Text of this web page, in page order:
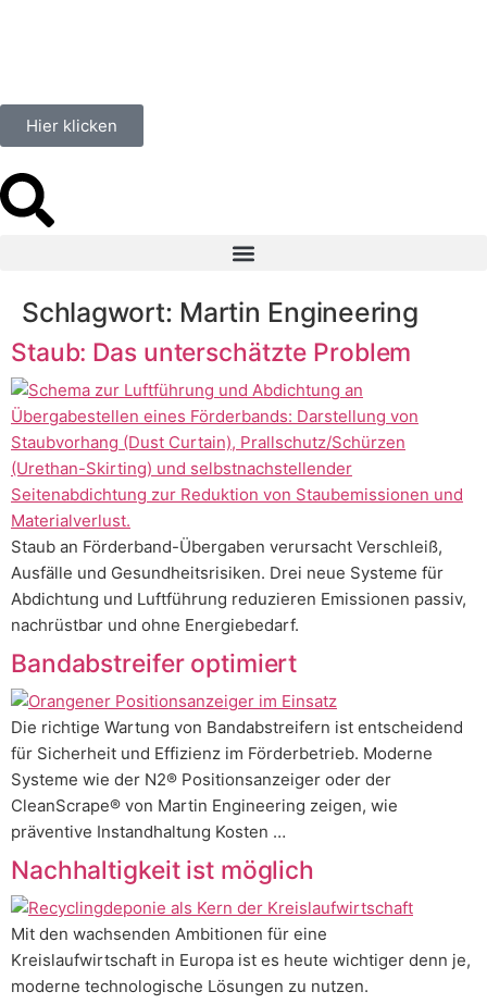
Hier klicken
Schlagwort: Martin Engineering
Staub: Das unterschätzte Problem
Staub an Förderband-Übergaben verursacht Verschleiß,
Ausfälle und Gesundheitsrisiken. Drei neue Systeme für
Abdichtung und Luftführung reduzieren Emissionen passiv,
nachrüstbar und ohne Energiebedarf.
Bandabstreifer optimiert
Die richtige Wartung von Bandabstreifern ist entscheidend
für Sicherheit und Effizienz im Förderbetrieb. Moderne
Systeme wie der N2® Positionsanzeiger oder der
CleanScrape® von Martin Engineering zeigen, wie
präventive Instandhaltung Kosten …
Nachhaltigkeit ist möglich
Mit den wachsenden Ambitionen für eine
Kreislaufwirtschaft in Europa ist es heute wichtiger denn je,
moderne technologische Lösungen zu nutzen.